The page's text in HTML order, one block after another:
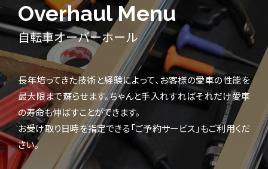
Overhaul Menu
自転車オーバーホール
長年培ってきた技術と経験によって、お客様の愛車の性能を
最大限まで蘇らせます。ちゃんと手入れすればそれだけ愛車
の寿命も伸ばすことができます。
お受け取り日時を指定できる「ご予約サービス」もご利用くだ
さい。